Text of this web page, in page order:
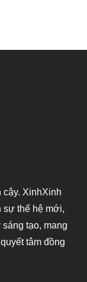
cậy. XinhXinh
sự thế hệ mới,
tạo, mang
tâm đồng